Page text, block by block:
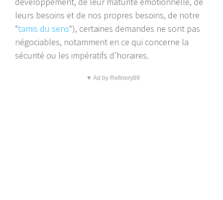
leurs besoins et de nos propres besoins, de notre
“tamis du sens“), certaines demandes ne sont pas
négociables, notamment en ce qui concerne la
sécurité ou les impératifs d’horaires.
▼ Ad by Refinery89